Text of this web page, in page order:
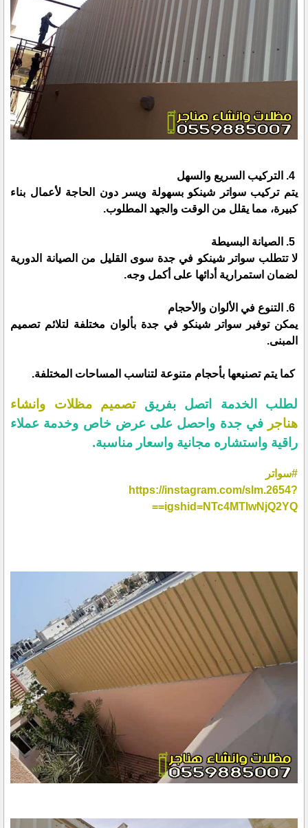
يتم تركيب سواتر شينكو بسهولة ويسر دون الحاجة لأعمال بناء
كبيرة، مما يقلل من الوقت والجهد المطلوب.
لا تتطلب سواتر شينكو في جدة سوى القليل من الصيانة الدورية
لضمان استمرارية أدائها على أكمل وجه.
يمكن توفير سواتر شينكو في جدة بألوان مختلفة لتلائم تصميم
المبنى.
كما يتم تصنيعها بأحجام متنوعة لتناسب المساحات المختلفة.
لطلب الخدمة اتصل بفريقتصميم مظلات وانشاء
هناجر في جدة واحصل على عرض خاص وخدمة عملاء
راقية واستشاره مجانية واسعار مناسبة.
#سواتر
https://instagram.com/slm.2654?
igshid=NTc4MTIwNjQ2YQ==